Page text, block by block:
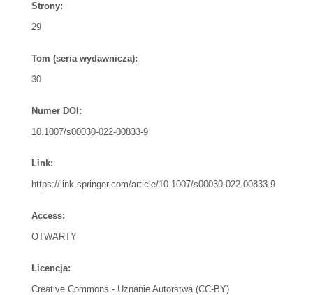
Strony:
29
Tom (seria wydawnicza):
30
Numer DOI:
10.1007/s00030-022-00833-9
Link:
https://link.springer.com/article/10.1007/s00030-022-00833-9
Access:
OTWARTY
Licencja:
Creative Commons - Uznanie Autorstwa (CC-BY)